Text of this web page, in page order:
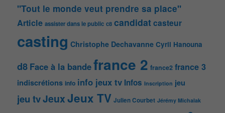
"Tout le monde veut prendre sa place"
Article assister dans le public c8 candidatcasteur
casting Christophe Dechavanne Cyril Hanouna
d8 Face à la bandefrance 2 france2 france 3
indiscrétions info info jeux tv Infos Inscription jeu
jeu tvJeuxJeux TV Julien Courbet Jérémy Michalak